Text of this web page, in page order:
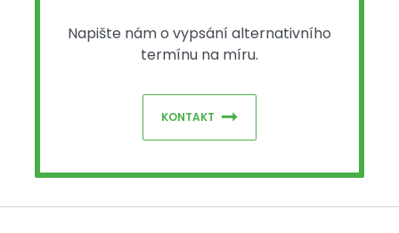
Napište nám o vypsání alternativního
termínu na míru.
KONTAKT